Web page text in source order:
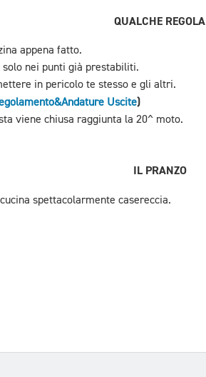
QUALCHE REGOLA
appena fatto.
nei punti già prestabiliti.
in pericolo te stesso e gli altri.
Uscite)
viene chiusa raggiunta la 20^ moto.
IL PRANZO
spettacolarmente casereccia.